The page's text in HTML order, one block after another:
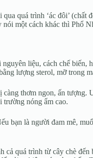
quá trình ‘ác đôi’
một cách khác thì Phổ
liệu, cách chế biến,
lượng sterol, mỡ trong
thơm ngon, ấn tượng.
trường nóng ẩm cao.
bạn là người đam mê,
cả quá trình từ cây chè